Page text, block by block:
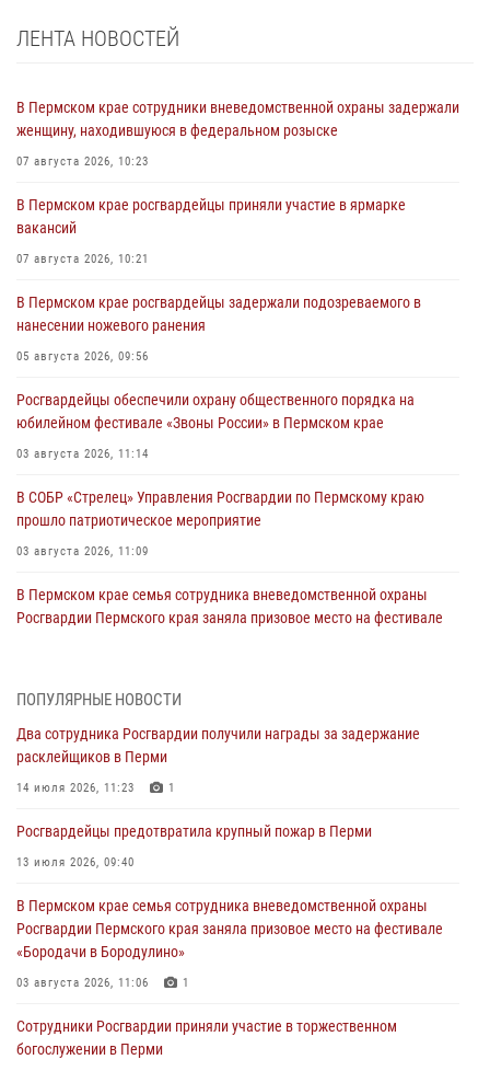
ЛЕНТА НОВОСТЕЙ
В Пермском крае сотрудники вневедомственной охраны задержали
женщину, находившуюся в федеральном розыске
07 августа 2026, 10:23
В Пермском крае росгвардейцы приняли участие в ярмарке
вакансий
07 августа 2026, 10:21
В Пермском крае росгвардейцы задержали подозреваемого в
нанесении ножевого ранения
05 августа 2026, 09:56
Росгвардейцы обеспечили охрану общественного порядка на
юбилейном фестивале «Звоны России» в Пермском крае
03 августа 2026, 11:14
В СОБР «Стрелец» Управления Росгвардии по Пермскому краю
прошло патриотическое мероприятие
03 августа 2026, 11:09
В Пермском крае семья сотрудника вневедомственной охраны
Росгвардии Пермского края заняла призовое место на фестивале
юных спортсменов
03 августа 2026, 10:59
30 июля 2026, 05:19
богослужении в Перми
28 июля 2026, 10:44
Росгвардейцы оказали силовую поддержку при задержании
28 июля 2026, 06:15
ПОПУЛЯРНЫЕ НОВОСТИ
Два сотрудника Росгвардии получили награды за задержание
расклейщиков в Перми
14 июля 2026, 11:23 1
Росгвардейцы предотвратила крупный пожар в Перми
13 июля 2026, 09:40
В Пермском крае семья сотрудника вневедомственной охраны
Росгвардии Пермского края заняла призовое место на фестивале
«Бородачи в Бородулино»
03 августа 2026, 11:06 1
Сотрудники Росгвардии приняли участие в торжественном
богослужении в Перми